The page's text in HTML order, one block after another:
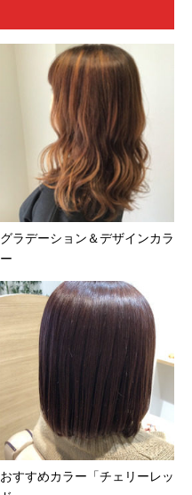
グラデーション＆デザインカラ
ー
おすすめカラー「チェリーレッ